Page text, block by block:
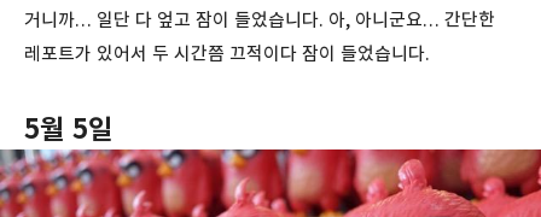
거니까… 일단 다 엎고 잠이 들었습니다. 아, 아니군요… 간단한
레포트가 있어서 두 시간쯤 끄적이다 잠이 들었습니다.
5월 5일